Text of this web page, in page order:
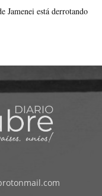
Jamenei está derrotando